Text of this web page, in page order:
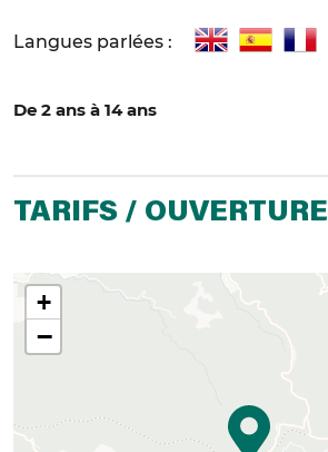
Langues parlées :
De 2 ans à 14 ans
TARIFS / OUVERTURE
+
−